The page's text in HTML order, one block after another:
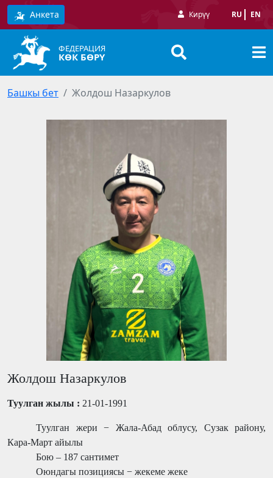
Анкета Кирүү RU EN
ФЕДЕРАЦИЯ
КӨК БӨРҮ
Башкы бет Жолдош Назаркулов
Жолдош Назаркулов
Туулган жылы : 21-01-1991
Туулган жери − Жала-Абад облусу, Сузак району,
Кара-Март айылы
Бою – 187 сантимет
Оюндагы позициясы − жекеме жеке